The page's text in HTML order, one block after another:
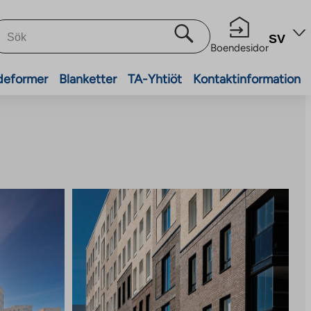
Boendesidor
SV
Blanketter TA-Yhtiöt Kontaktinformation